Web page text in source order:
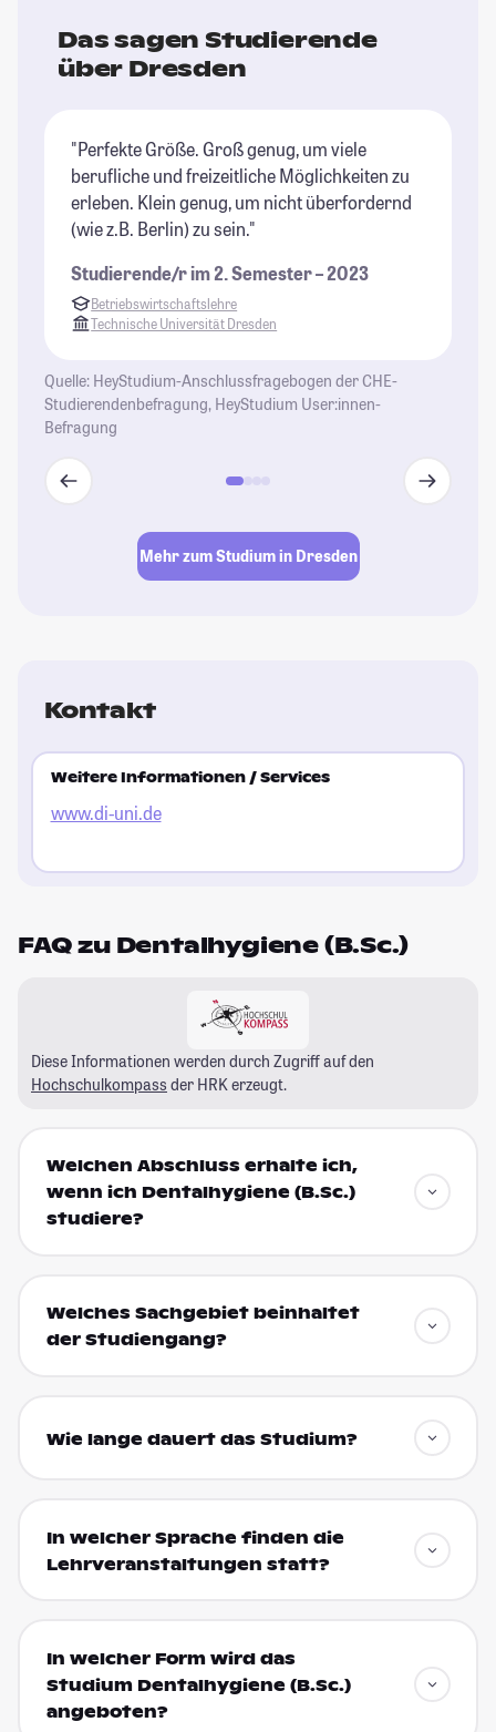
Das sagen Studierende
über Dresden
"Perfekte Größe. Groß genug, um viele
berufliche und freizeitliche Möglichkeiten zu
erleben. Klein genug, um nicht überfordernd
(wie z.B. Berlin) zu sein."
Studierende/r im 2. Semester – 2023
Betriebswirtschaftslehre
Technische Universität Dresden
Quelle: HeyStudium-Anschlussfragebogen der CHE-
Studierendenbefragung, HeyStudium User:innen-
Befragung
Mehr zum Studium in Dresden
Kontakt
Weitere Informationen / Services
www.di-uni.de
FAQ zu Dentalhygiene (B.Sc.)
Diese Informationen werden durch Zugriff auf den
Hochschulkompass der HRK erzeugt.
Welchen Abschluss erhalte ich,
wenn ich Dentalhygiene (B.Sc.)
studiere?
Welches Sachgebiet beinhaltet
der Studiengang?
Wie lange dauert das Studium?
In welcher Sprache finden die
Lehrveranstaltungen statt?
In welcher Form wird das
Studium Dentalhygiene (B.Sc.)
angeboten?